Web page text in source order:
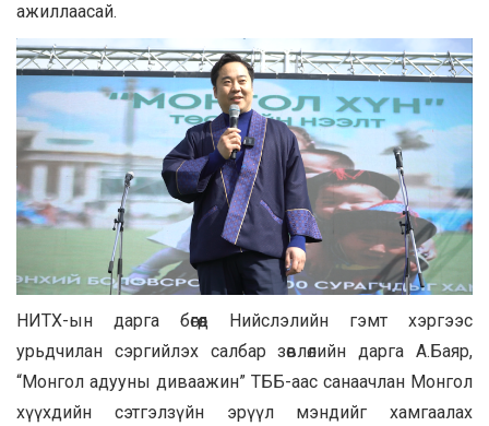
ажиллаасай.
НИТХ-ын дарга бөгөөд Нийслэлийн гэмт хэргээс
урьдчилан сэргийлэх салбар зөвлөлийн дарга А.Баяр,
“Монгол адууны диваажин” ТББ-аас санаачлан Монгол
хүүхдийн сэтгэлзүйн эрүүл мэндийг хамгаалах